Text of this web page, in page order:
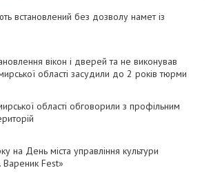
встановлений без дозволу намет із
вікон і дверей та не виконував
області засудили до 2 років тюрми
області обговорили з профільним
на День міста управління культури
Вареник Fest»